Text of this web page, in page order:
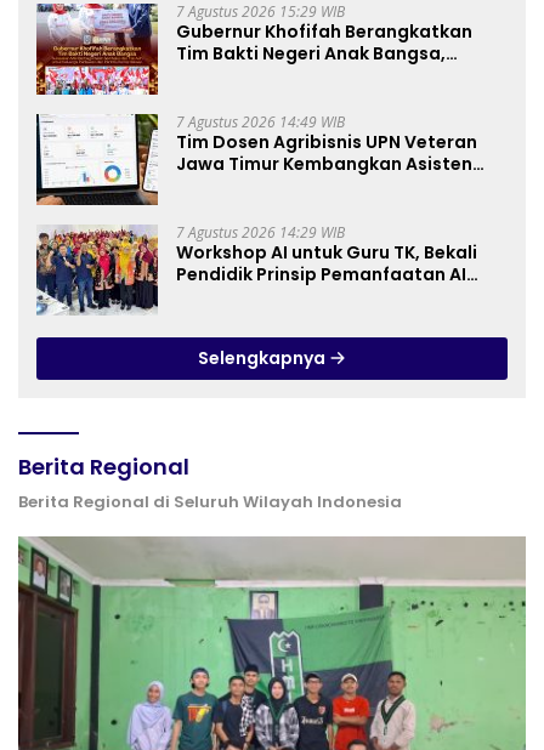
7 Agustus 2026 15:29 WIB
Gubernur Khofifah Berangkatkan
Tim Bakti Negeri Anak Bangsa,
Kemerdekaan
7 Agustus 2026 14:49 WIB
Tim Dosen Agribisnis UPN Veteran
Jawa Timur Kembangkan Asisten
7 Agustus 2026 14:29 WIB
Workshop AI untuk Guru TK, Bekali
Pendidik Prinsip Pemanfaatan AI
Selengkapnya
Berita Regional
Berita Regional di Seluruh Wilayah Indonesia